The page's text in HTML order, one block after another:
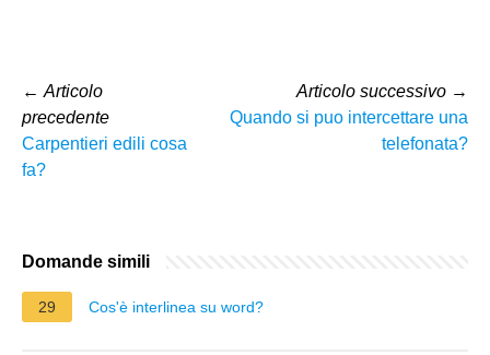
← Articolo
precedente
Carpentieri edili cosa
fa?
Articolo successivo →
Quando si puo intercettare una
telefonata?
Domande simili
29 Cos'è interlinea su word?